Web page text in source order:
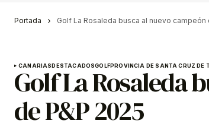
Portada Golf La Rosaleda busca al nuevo campeón
CANARIASDESTACADOSGOLFPROVINCIA DE SANTA CRUZ DE
Golf La Rosaleda
de P&P 2025